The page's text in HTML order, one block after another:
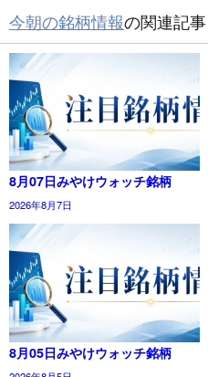
今朝の銘柄情報の関連記事
8月07日みやけウォッチ銘柄
2026年8月7日
8月05日みやけウォッチ銘柄